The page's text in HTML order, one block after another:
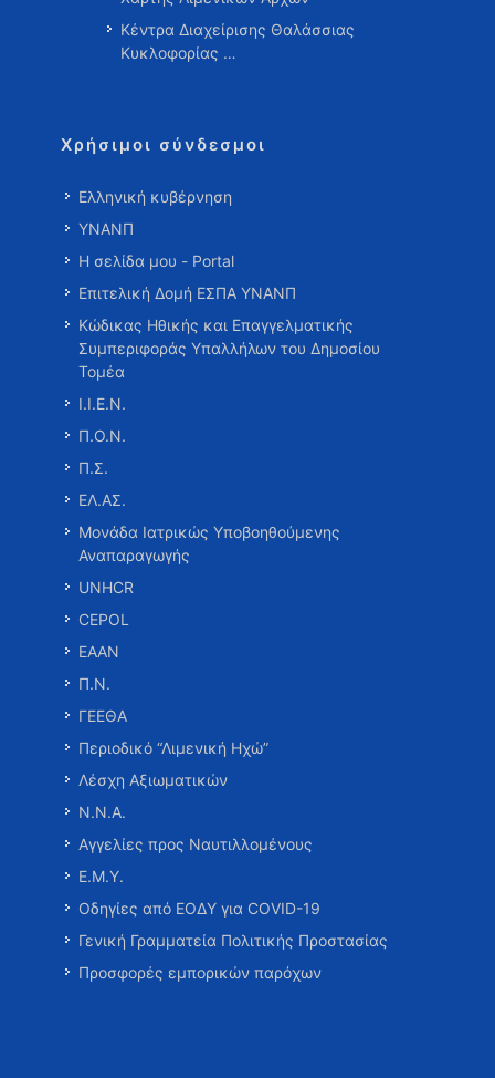
Κέντρα Διαχείρισης Θαλάσσιας
Κυκλοφορίας …
Χρήσιμοι σύνδεσμοι
Ελληνική κυβέρνηση
ΥΝΑΝΠ
Η σελίδα μου - Portal
Επιτελική Δομή ΕΣΠΑ ΥΝΑΝΠ
Κώδικας Ηθικής και Επαγγελματικής
Συμπεριφοράς Υπαλλήλων του Δημοσίου
Τομέα
Ι.Ι.Ε.Ν.
Π.Ο.Ν.
Π.Σ.
ΕΛ.ΑΣ.
Μονάδα Ιατρικώς Υποβοηθούμενης
Αναπαραγωγής
UNHCR
CEPOL
ΕΑΑΝ
Π.Ν.
ΓΕΕΘΑ
Περιοδικό “Λιμενική Ηχώ”
Λέσχη Αξιωματικών
Ν.Ν.Α.
Αγγελίες προς Ναυτιλλομένους
Ε.Μ.Υ.
Οδηγίες από ΕΟΔΥ για COVID-19
Γενική Γραμματεία Πολιτικής Προστασίας
Προσφορές εμπορικών παρόχων